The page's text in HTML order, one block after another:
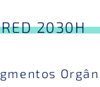
2030H